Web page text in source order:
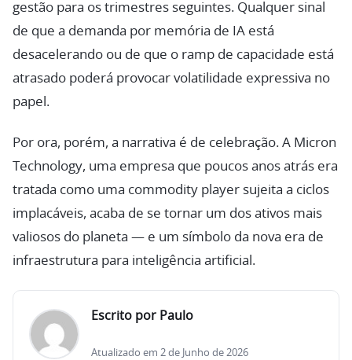
gestão para os trimestres seguintes. Qualquer sinal
de que a demanda por memória de IA está
desacelerando ou de que o ramp de capacidade está
atrasado poderá provocar volatilidade expressiva no
papel.
Por ora, porém, a narrativa é de celebração. A Micron
Technology, uma empresa que poucos anos atrás era
tratada como uma commodity player sujeita a ciclos
implacáveis, acaba de se tornar um dos ativos mais
valiosos do planeta — e um símbolo da nova era de
infraestrutura para inteligência artificial.
Escrito por Paulo
Atualizado em 2 de Junho de 2026